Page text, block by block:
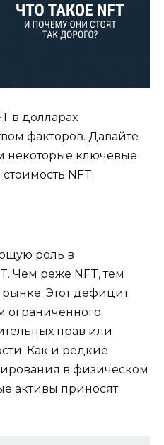
в долларах
факторов. Давайте
некоторые ключевые
NFT:
роль в
Чем реже NFT, тем
Этот дефицит
ограниченного
прав или
Как и редкие
в физическом
активы приносят